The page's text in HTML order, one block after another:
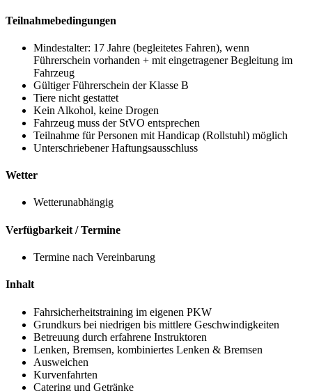
Teilnahmebedingungen
Mindestalter: 17 Jahre (begleitetes Fahren), wenn
Führerschein vorhanden + mit eingetragener Begleitung im
Fahrzeug
Gültiger Führerschein der Klasse B
Tiere nicht gestattet
Kein Alkohol, keine Drogen
Fahrzeug muss der StVO entsprechen
Teilnahme für Personen mit Handicap (Rollstuhl) möglich
Unterschriebener Haftungsausschluss
Wetter
Wetterunabhängig
Verfügbarkeit / Termine
Termine nach Vereinbarung
Inhalt
Fahrsicherheitstraining im eigenen PKW
Grundkurs bei niedrigen bis mittlere Geschwindigkeiten
Betreuung durch erfahrene Instruktoren
Lenken, Bremsen, kombiniertes Lenken & Bremsen
Ausweichen
Kurvenfahrten
Catering und Getränke